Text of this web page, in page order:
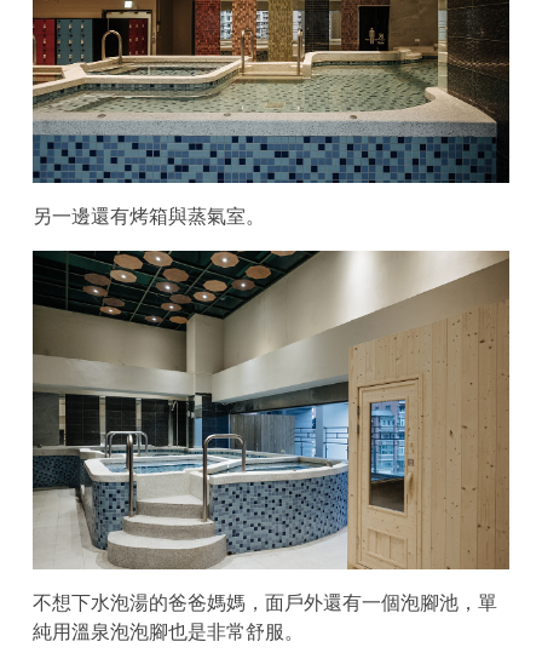
另一邊還有烤箱與蒸氣室。
不想下水泡湯的爸爸媽媽，面戶外還有一個泡腳池，單
純用溫泉泡泡腳也是非常舒服。